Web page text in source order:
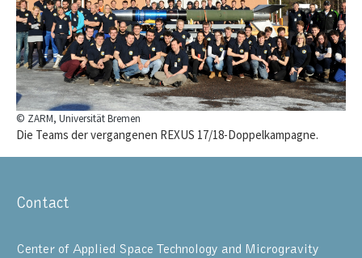
© ZARM, Universität Bremen
Die Teams der vergangenen REXUS 17/18-Doppelkampagne.
Contact
Center of Applied Space Technology and Microgravity